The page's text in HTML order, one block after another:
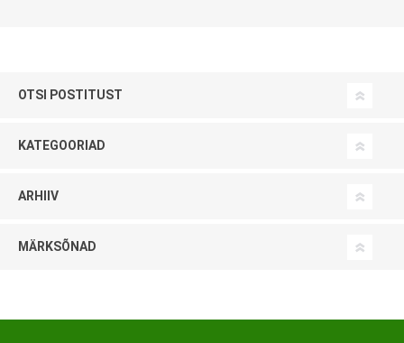
OTSI POSTITUST
KATEGOORIAD
ARHIIV
MÄRKSÕNAD